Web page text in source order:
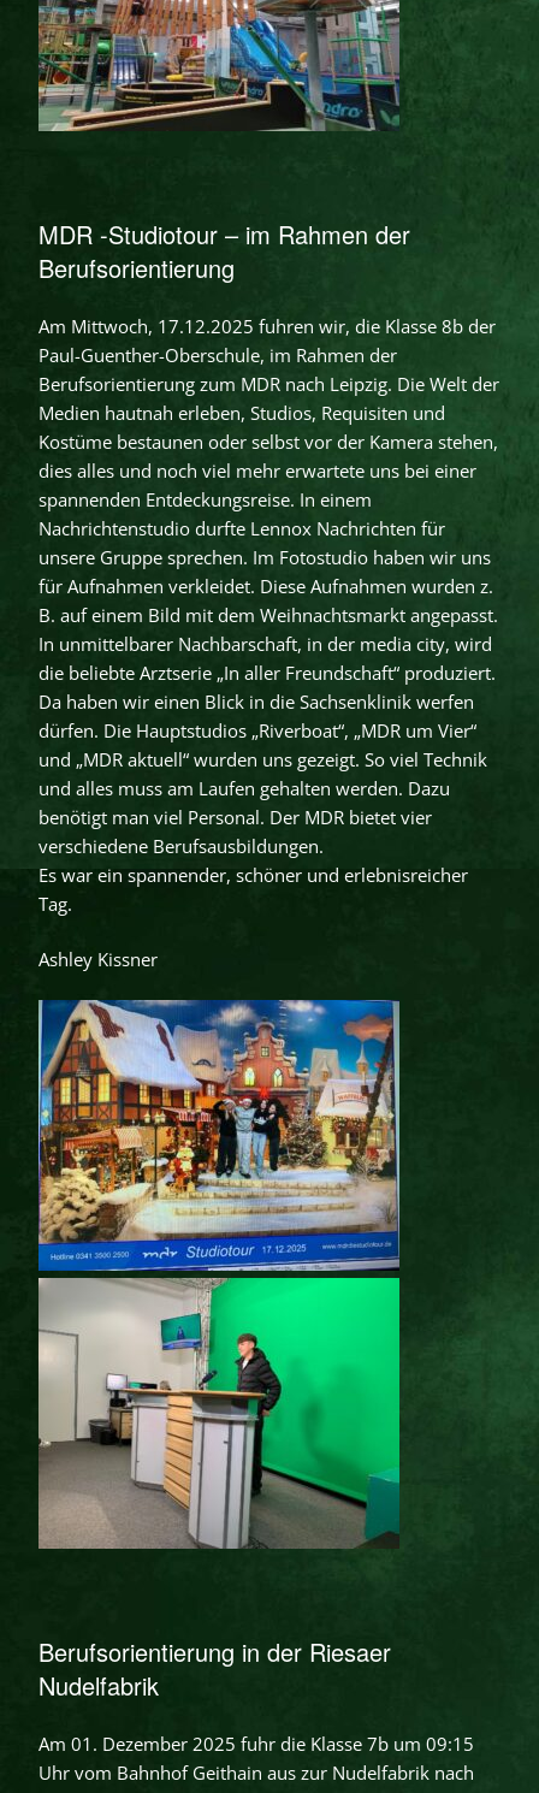
MDR -Studiotour – im Rahmen der
Berufsorientierung
Am Mittwoch, 17.12.2025 fuhren wir, die Klasse 8b der
Paul-Guenther-Oberschule, im Rahmen der
Berufsorientierung zum MDR nach Leipzig. Die Welt der
Medien hautnah erleben, Studios, Requisiten und
Kostüme bestaunen oder selbst vor der Kamera stehen,
dies alles und noch viel mehr erwartete uns bei einer
spannenden Entdeckungsreise. In einem
Nachrichtenstudio durfte Lennox Nachrichten für
unsere Gruppe sprechen. Im Fotostudio haben wir uns
für Aufnahmen verkleidet. Diese Aufnahmen wurden z.
B. auf einem Bild mit dem Weihnachtsmarkt angepasst.
In unmittelbarer Nachbarschaft, in der media city, wird
die beliebte Arztserie „In aller Freundschaft“ produziert.
Da haben wir einen Blick in die Sachsenklinik werfen
dürfen. Die Hauptstudios „Riverboat“, „MDR um Vier“
und „MDR aktuell“ wurden uns gezeigt. So viel Technik
und alles muss am Laufen gehalten werden. Dazu
benötigt man viel Personal. Der MDR bietet vier
verschiedene Berufsausbildungen.
Es war ein spannender, schöner und erlebnisreicher
Tag.
Ashley Kissner
Berufsorientierung in der Riesaer
Nudelfabrik
Am 01. Dezember 2025 fuhr die Klasse 7b um 09:15
Uhr vom Bahnhof Geithain aus zur Nudelfabrik nach